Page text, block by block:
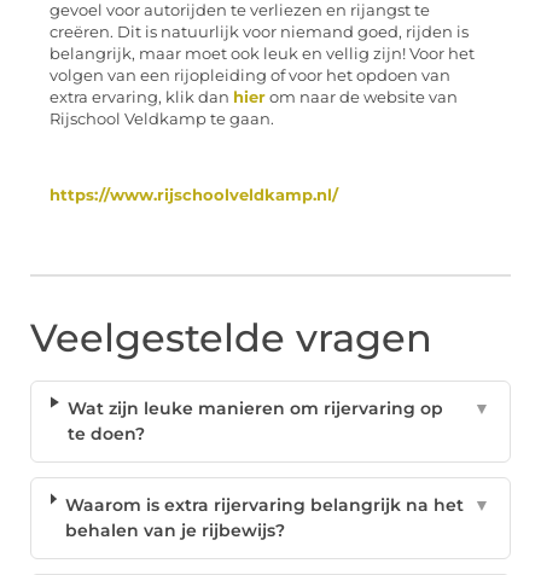
gevoel voor autorijden te verliezen en rijangst te
creëren. Dit is natuurlijk voor niemand goed, rijden is
belangrijk, maar moet ook leuk en vellig zijn! Voor het
volgen van een rijopleiding of voor het opdoen van
extra ervaring, klik dan hier om naar de website van
Rijschool Veldkamp te gaan.
https://www.rijschoolveldkamp.nl/
Veelgestelde vragen
Wat zijn leuke manieren om rijervaring op
te doen?
▼
Waarom is extra rijervaring belangrijk na het
behalen van je rijbewijs?
▼